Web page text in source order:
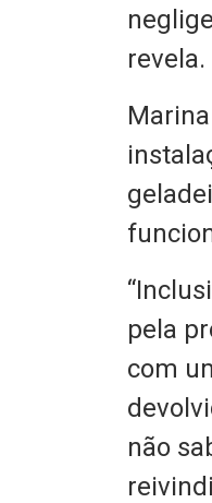
revela.
pela
com
não